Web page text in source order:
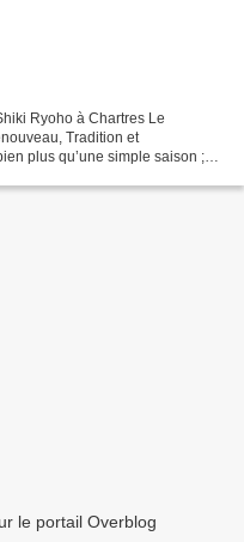
Ryoho à Chartres Le
Tradition et
plus qu’une simple saison ;
le portail Overblog